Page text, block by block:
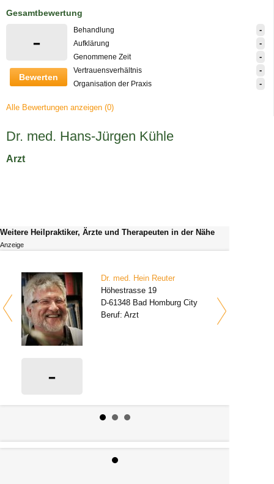
Gesamtbewertung
-
Bewerten
Behandlung -
Aufklärung -
Genommene Zeit -
Vertrauensverhältnis -
Organisation der Praxis -
Alle Bewertungen anzeigen (0)
Dr. med. Hans-Jürgen Kühle
Arzt
Weitere Heilpraktiker, Ärzte und Therapeuten in der Nähe
Anzeige
-
Dr. med. Hein Reuter
Höhestrasse 19
D-61348 Bad Homburg City
Beruf: Arzt